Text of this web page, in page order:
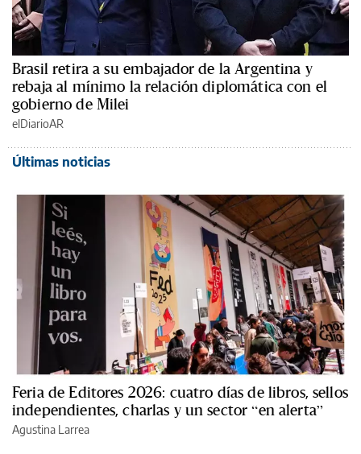
Brasil retira a su embajador de la Argentina y
rebaja al mínimo la relación diplomática con el
gobierno de Milei
elDiarioAR
Últimas noticias
Feria de Editores 2026: cuatro días de libros, sellos
independientes, charlas y un sector “en alerta”
Agustina Larrea